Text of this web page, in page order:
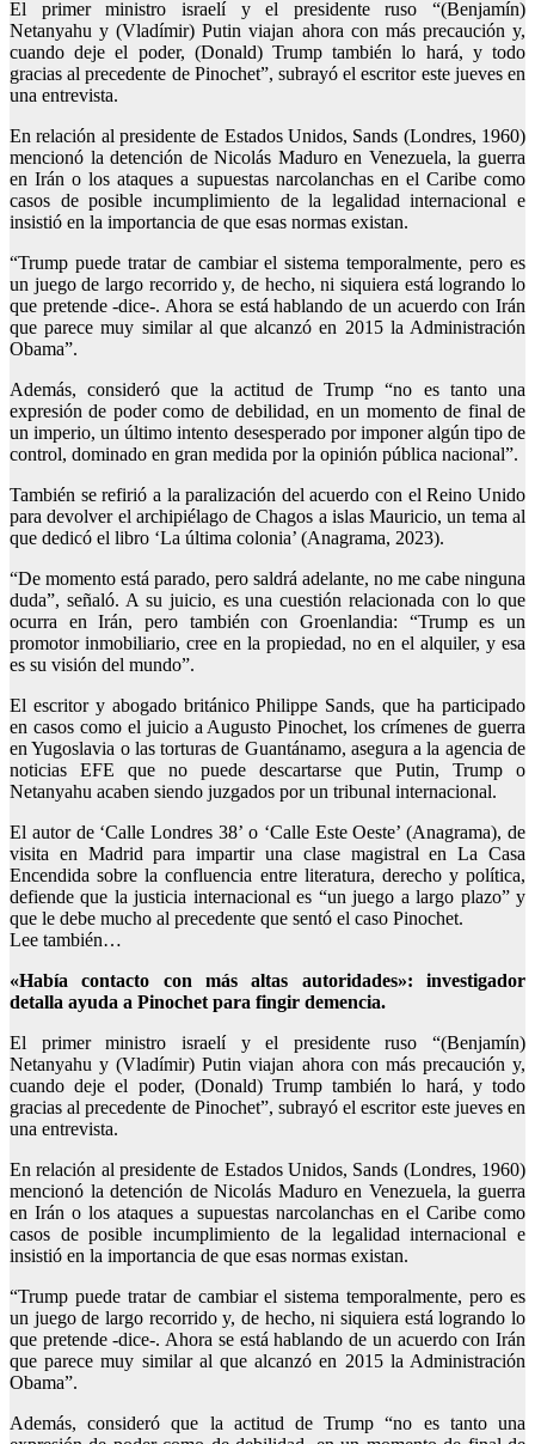
El primer ministro israelí y el presidente ruso “(Benjamín)
Netanyahu y (Vladímir) Putin viajan ahora con más precaución y,
cuando deje el poder, (Donald) Trump también lo hará, y todo
gracias al precedente de Pinochet”, subrayó el escritor este jueves en
una entrevista.
En relación al presidente de Estados Unidos, Sands (Londres, 1960)
mencionó la detención de Nicolás Maduro en Venezuela, la guerra
en Irán o los ataques a supuestas narcolanchas en el Caribe como
casos de posible incumplimiento de la legalidad internacional e
insistió en la importancia de que esas normas existan.
“Trump puede tratar de cambiar el sistema temporalmente, pero es
un juego de largo recorrido y, de hecho, ni siquiera está logrando lo
que pretende -dice-. Ahora se está hablando de un acuerdo con Irán
que parece muy similar al que alcanzó en 2015 la Administración
Obama”.
Además, consideró que la actitud de Trump “no es tanto una
expresión de poder como de debilidad, en un momento de final de
un imperio, un último intento desesperado por imponer algún tipo de
control, dominado en gran medida por la opinión pública nacional”.
También se refirió a la paralización del acuerdo con el Reino Unido
para devolver el archipiélago de Chagos a islas Mauricio, un tema al
que dedicó el libro ‘La última colonia’ (Anagrama, 2023).
“De momento está parado, pero saldrá adelante, no me cabe ninguna
duda”, señaló. A su juicio, es una cuestión relacionada con lo que
ocurra en Irán, pero también con Groenlandia: “Trump es un
promotor inmobiliario, cree en la propiedad, no en el alquiler, y esa
es su visión del mundo”.
El escritor y abogado británico Philippe Sands, que ha participado
en casos como el juicio a Augusto Pinochet, los crímenes de guerra
en Yugoslavia o las torturas de Guantánamo, asegura a la agencia de
noticias EFE que no puede descartarse que Putin, Trump o
Netanyahu acaben siendo juzgados por un tribunal internacional.
El autor de ‘Calle Londres 38’ o ‘Calle Este Oeste’ (Anagrama), de
visita en Madrid para impartir una clase magistral en La Casa
Encendida sobre la confluencia entre literatura, derecho y política,
defiende que la justicia internacional es “un juego a largo plazo” y
que le debe mucho al precedente que sentó el caso Pinochet.
Lee también…
«Había contacto con más altas autoridades»: investigador
detalla ayuda a Pinochet para fingir demencia.
El primer ministro israelí y el presidente ruso “(Benjamín)
Netanyahu y (Vladímir) Putin viajan ahora con más precaución y,
cuando deje el poder, (Donald) Trump también lo hará, y todo
gracias al precedente de Pinochet”, subrayó el escritor este jueves en
una entrevista.
En relación al presidente de Estados Unidos, Sands (Londres, 1960)
mencionó la detención de Nicolás Maduro en Venezuela, la guerra
en Irán o los ataques a supuestas narcolanchas en el Caribe como
casos de posible incumplimiento de la legalidad internacional e
insistió en la importancia de que esas normas existan.
“Trump puede tratar de cambiar el sistema temporalmente, pero es
un juego de largo recorrido y, de hecho, ni siquiera está logrando lo
que pretende -dice-. Ahora se está hablando de un acuerdo con Irán
que parece muy similar al que alcanzó en 2015 la Administración
Obama”.
Además, consideró que la actitud de Trump “no es tanto una